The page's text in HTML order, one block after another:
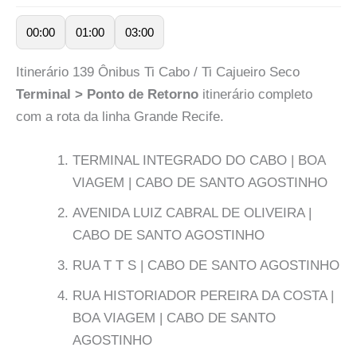
00:00 01:00 03:00
Itinerário 139 Ônibus Ti Cabo / Ti Cajueiro Seco
Terminal > Ponto de Retorno itinerário completo
com a rota da linha Grande Recife.
TERMINAL INTEGRADO DO CABO | BOA
VIAGEM | CABO DE SANTO AGOSTINHO
AVENIDA LUIZ CABRAL DE OLIVEIRA |
CABO DE SANTO AGOSTINHO
RUA T T S | CABO DE SANTO AGOSTINHO
RUA HISTORIADOR PEREIRA DA COSTA |
BOA VIAGEM | CABO DE SANTO
AGOSTINHO